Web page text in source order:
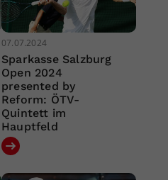
07.07.2024
Sparkasse Salzburg
Open 2024
presented by
Reform: ÖTV-
Quintett im
Hauptfeld